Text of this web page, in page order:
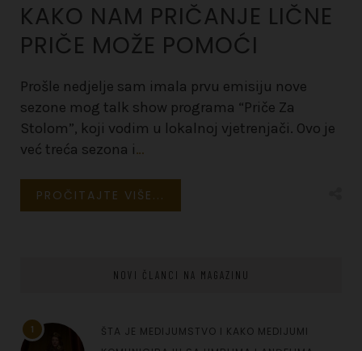
KAKO NAM PRIČANJE LIČNE
PRIČE MOŽE POMOĆI
Prošle nedjelje sam imala prvu emisiju nove
sezone mog talk show programa “Priče Za
Stolom”, koji vodim u lokalnoj vjetrenjači. Ovo je
već treća sezona i…
PROČITAJTE VIŠE...
NOVI ČLANCI NA MAGAZINU
1
ŠTA JE MEDIJUMSTVO I KAKO MEDIJUMI